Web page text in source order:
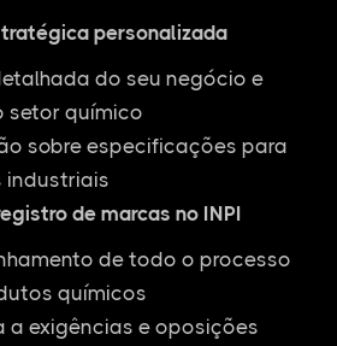
personalizada
do seu negócio e
setor químico
sobre especificações para
industriais
de marcas no INPI
de todo o processo
químicos
a exigências e oposições